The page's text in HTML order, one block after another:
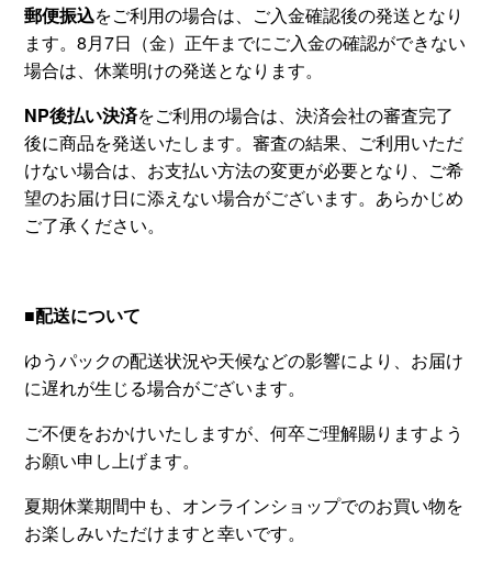
郵便振込をご利用の場合は、ご入金確認後の発送となり
ます。8月7日（金）正午までにご入金の確認ができない
場合は、休業明けの発送となります。
NP後払い決済をご利用の場合は、決済会社の審査完了
後に商品を発送いたします。審査の結果、ご利用いただ
けない場合は、お支払い方法の変更が必要となり、ご希
望のお届け日に添えない場合がございます。あらかじめ
ご了承ください。
■配送について
ゆうパックの配送状況や天候などの影響により、お届け
に遅れが生じる場合がございます。
ご不便をおかけいたしますが、何卒ご理解賜りますよう
お願い申し上げます。
夏期休業期間中も、オンラインショップでのお買い物を
お楽しみいただけますと幸いです。